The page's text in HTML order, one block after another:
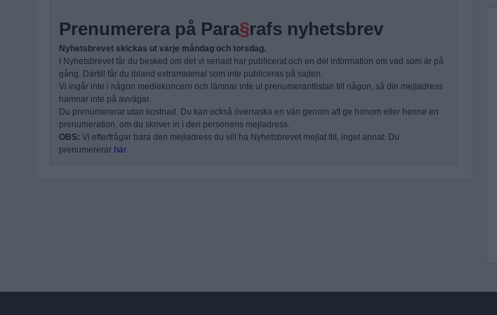
Prenumerera på Para§rafs nyhetsbrev
Nyhetsbrevet skickas ut varje måndag och torsdag.
I Nyhetsbrevet får du besked om det vi senast har publicerat och en del information om vad som är på
gång. Därtill får du ibland extramaterial som inte publiceras på sajten.
Vi ingår inte i någon mediekoncern och lämnar inte ut prenumerantlistan till någon, så din mejladress
hamnar inte på avvägar.
Du prenumererar utan kostnad. Du kan också överraska en vän genom att ge honom eller henne en
prenumeration, om du skriver in i den personens mejladress.
OBS: Vi efterfrågar bara den mejladress du vill ha Nyhetsbrevet mejlat till, inget annat. Du
prenumererar här